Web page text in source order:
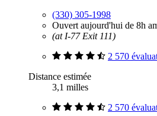
(330) 305-1998
Ouvert aujourd'hui de 8h
(at I-77 Exit 111)
2 570
Distance estimée
3,1 milles
2 570